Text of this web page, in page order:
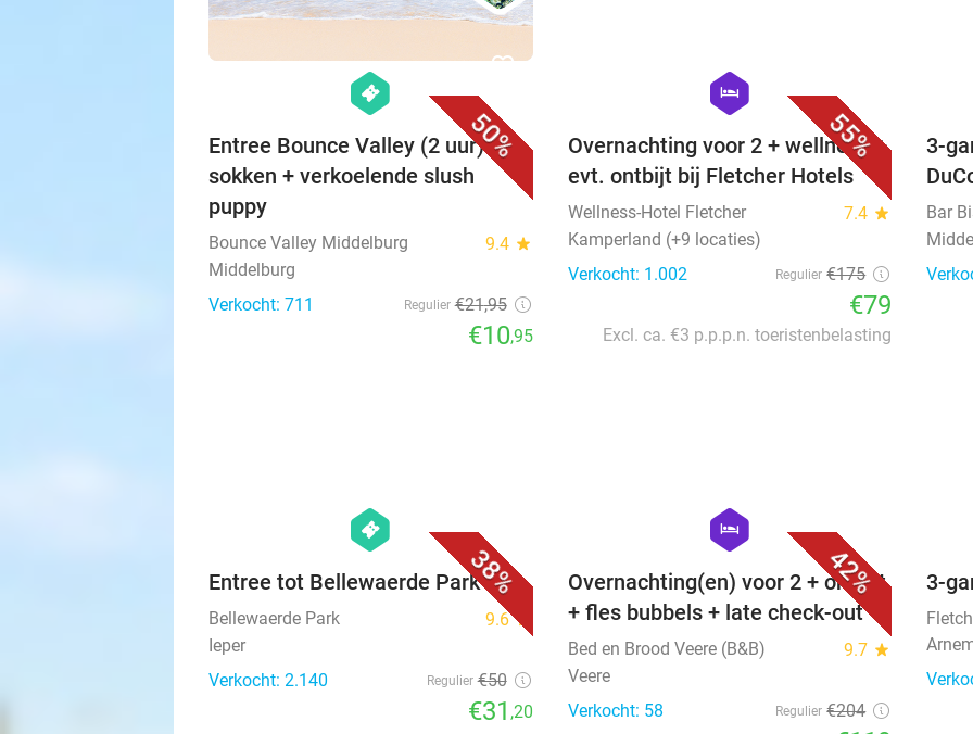
50%
favorite_border
hexagon
events
Entree Bounce Valley (2 uur) +
sokken + verkoelende slush
puppy
Bounce Valley Middelburg 9.4 star
Middelburg
Verkocht: 711
Regulier €21,95
€10,95
55%
hexagon
hotel
Overnachting voor 2 + wellness +
evt. ontbijt bij Fletcher Hotels
Wellness-Hotel Fletcher 7.4 star
Kamperland (+9 locaties)
Verkocht: 1.002
Regulier €175
€79
Excl. ca. €3 p.p.p.n. toeristenbelasting
3-
Bar
38%
hexagon
events
Entree tot Bellewaerde Park
Bellewaerde Park 9.6star
Ieper
Verkocht: 2.140
Regulier €50
€31 ,20
42%
hexagon
hotel
Overnachting(en) voor 2 + ontbijt
+ fles bubbels + late check-out
Bed en Brood Veere (B&B) 9.7 star
Veere
Verkocht: 58
Regulier €204
3-